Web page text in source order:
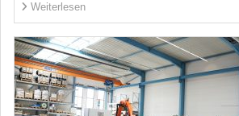
Weiterlesen